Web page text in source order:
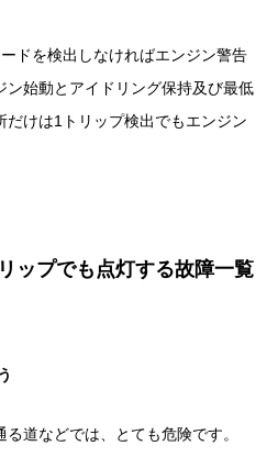
ドを検出しなければエンジン警告
ン始動とアイドリング保持及び最低
だけは1トリップ検出でもエンジン
ップでも点灯する故障一覧
道などでは、
とても危険です。